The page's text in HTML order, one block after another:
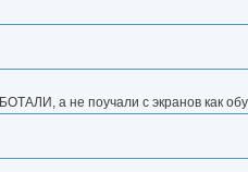
а не поучали с экранов как